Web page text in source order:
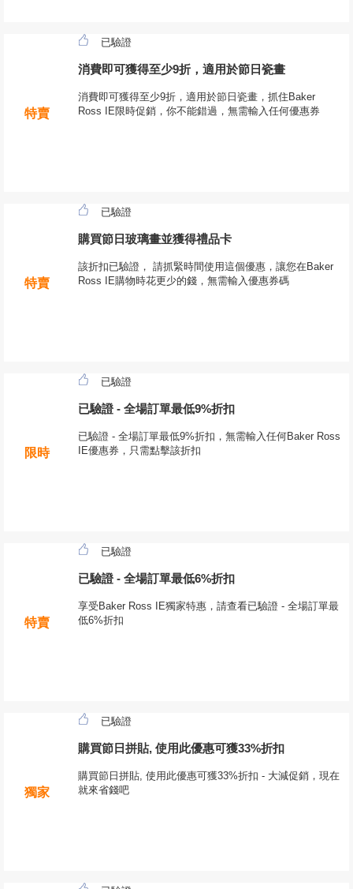
特賣
已驗證
消費即可獲得至少9折，適用於節日瓷畫
消費即可獲得至少9折，適用於節日瓷畫，抓住Baker
Ross IE限時促銷，你不能錯過，無需輸入任何優惠券
特賣
已驗證
購買節日玻璃畫並獲得禮品卡
該折扣已驗證， 請抓緊時間使用這個優惠，讓您在Baker
Ross IE購物時花更少的錢，無需輸入優惠券碼
限時
已驗證
已驗證 - 全場訂單最低9%折扣
已驗證 - 全場訂單最低9%折扣，無需輸入任何Baker Ross
IE優惠券，只需點擊該折扣
特賣
已驗證
已驗證 - 全場訂單最低6%折扣
享受Baker Ross IE獨家特惠，請查看已驗證 - 全場訂單最
低6%折扣
獨家
已驗證
購買節日拼貼, 使用此優惠可獲33%折扣
購買節日拼貼, 使用此優惠可獲33%折扣 - 大減促銷，現在
就來省錢吧